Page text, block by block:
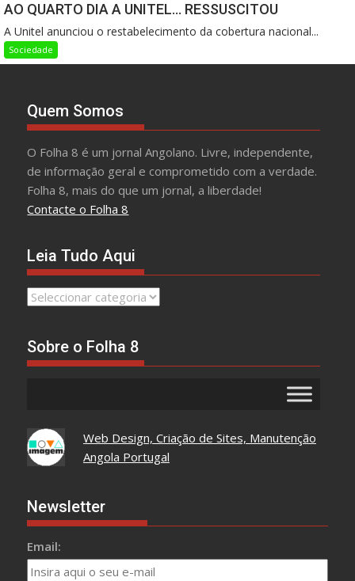
AO QUARTO DIA A UNITEL… RESSUSCITOU
A Unitel anunciou o restabelecimento da cobertura nacional...
Sociedade
Quem Somos
O Folha 8 é um jornal Angolano. Livre, independente,
de informação geral e comprometido com a verdade.
Folha 8, mais do que um jornal, a liberdade!
Contacte o Folha 8
Leia Tudo Aqui
Leia
Sobre o Folha 8
Web Design, Criação de Sites, Manutenção
Angola Portugal
Newsletter
Email: